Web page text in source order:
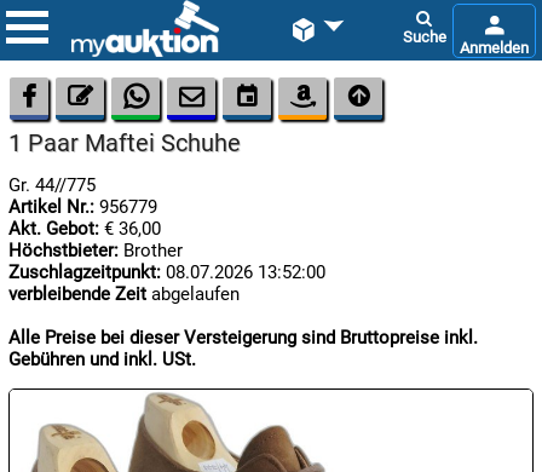
 

07.08:
      
1 Paar Maftei Schuhe
Gr. 44//775
Artikel Nr.: 956779
Akt. Gebot: € 36,00
Höchstbieter: Brother
Zuschlagzeitpunkt: 08.07.2026 13:52:00
verbleibende Zeit abgelaufen
Alle Preise bei dieser Versteigerung sind Bruttopreise inkl.
Gebühren und inkl. USt.